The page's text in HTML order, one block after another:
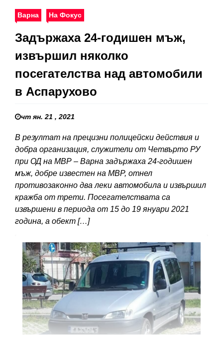
Варна На Фокус
Задържаха 24-годишен мъж,
извършил няколко
посегателства над автомобили
в Аспарухово
чт ян. 21 , 2021
В резултат на прецизни полицейски действия и
добра организация, служители от Четвърто РУ
при ОД на МВР – Варна задържаха 24-годишен
мъж, добре известен на МВР, отнел
противозаконно два леки автомобила и извършил
кражба от трети. Посегателствата са
извършени в периода от 15 до 19 януари 2021
година, а обект […]